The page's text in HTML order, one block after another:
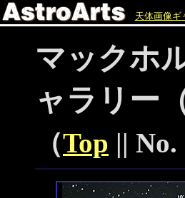
天体画像ギ
マックホ
ャラリー
（Top || No.